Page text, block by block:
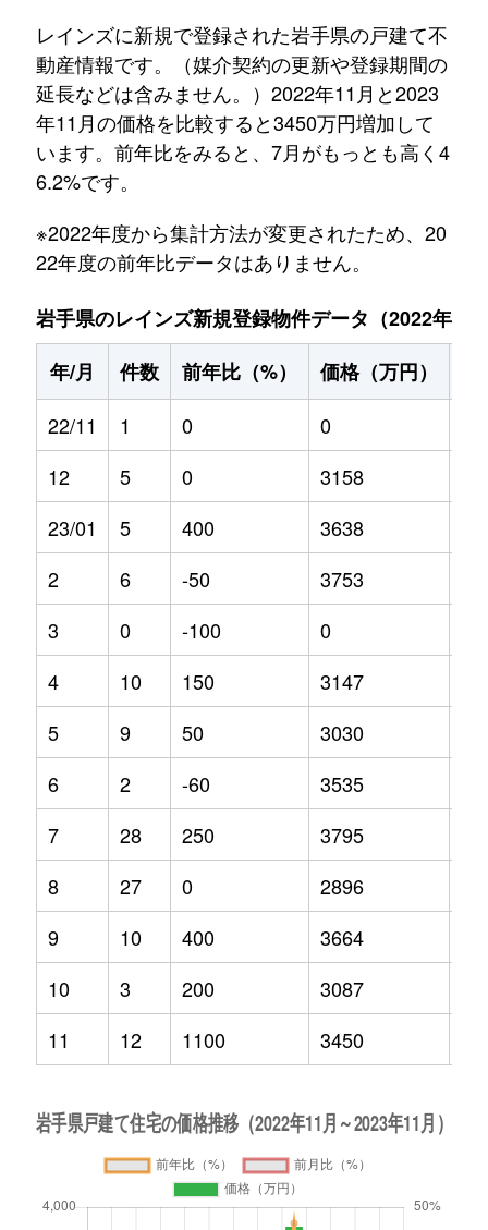
レインズに新規で登録された岩手県の戸建て不
動産情報です。（媒介契約の更新や登録期間の
延長などは含みません。）2022年11月と2023
年11月の価格を比較すると3450万円増加して
います。前年比をみると、7月がもっとも高く4
6.2%です。
※2022年度から集計方法が変更されたため、20
22年度の前年比データはありません。
岩手県のレインズ新規登録物件データ（2022年11
年/月
件数 前年比（%） 価格（万円）
22/11
1 0 0
12
5 0 3158
23/01
5 400 3638
2
6 -50 3753
3
0 -100 0
4
10 150 3147
5
9 50 3030
6
2 -60 3535
7
28 250 3795
8
27 0 2896
9
10 400 3664
10
3 200 3087
11
12 1100 3450